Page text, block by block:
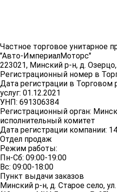
Частное торговое унитарное
"Авто-ИмпериалМоторс"
223021, Минский р-н, д.
Регистрационный номер в
Дата регистрации в
услуг: 01.12.2021
УНП: 691306384
Регистрационный орган:
исполнительный комитет
Дата регистрации компании:
Отдел продаж
Режим работы:
Пн-Сб: 09:00-19:00
Вс: 09:00-18:00
Пункт выдачи заказов
Минский р-н, д. Старое село,